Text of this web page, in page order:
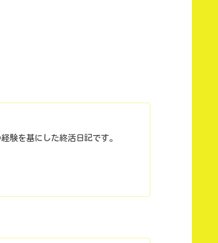
験を基にした終活日記です。